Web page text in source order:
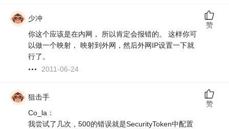
少冲
你这个应该是在内网， 所以肯定会报错的。 这样你可
以做一个映射， 映射到外网，然后外网IP设置一下就
行了。
2011-06-24
赞
狙击手
Co_la：
我尝试了几次，500的错误就是SecurityToken中配置
赞